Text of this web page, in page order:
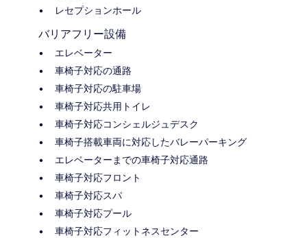
レセプションホール
バリアフリー設備
エレベーター
車椅子対応の通路
車椅子対応の駐車場
車椅子対応共用トイレ
車椅子対応コンシェルジュデスク
車椅子搭載車両に対応したバレーパーキング
エレベーターまでの車椅子対応通路
車椅子対応フロント
車椅子対応スパ
車椅子対応プール
車椅子対応フィットネスセンター